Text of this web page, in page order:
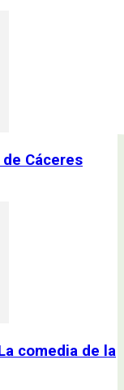
Cáceres
comedia de la